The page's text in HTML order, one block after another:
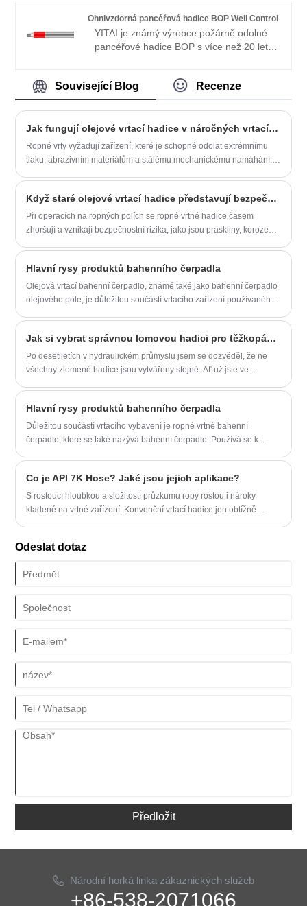
výhodu a pokrývají většinu evropských a
amerických trhů. Těšíme se, že se
staneme vaším dlouhodobým partnerem v
Číně.
Ohnivzdorná pancéřová hadice BOP Well Control
YITAI je známý výrobce požárně odolné
pancéřové hadice BOP s více než 20 lety
Související Blog Recenze
Jak fungují olejové vrtací hadice v náročných vrtacích prostředích
Ropné vrty vyžadují zařízení, které je schopné odolat extrémnímu
tlaku, abrazivním materiálům a stálému mechanickému namáhání.
systémech. Tento článek vysvětluje, jak hadice pro ropné vrty
fungují, jejich konstrukční návrh, běžné aplikace a jak vybrat
správnou hadici pro projekty na ropných polích. Pochopení těchto
Když staré olejové vrtací hadice představují bezpečnostní rizika, je nákladově efektivnější je vyměnit za nové nebo je renovovat?
Při operacích na ropných polích se ropné vrtné hadice časem
zhoršují a vznikají bezpečnostní rizika, jako jsou praskliny, koroze
potenciálně způsobit bezpečnostní nehody. Je tedy cenově
výhodnější tyto staré hadice vyměnit za nové nebo je zrenovovat a
dále používat?
Hlavní rysy produktů bahenního čerpadla
Olejová vrtací bahenní čerpadlo, známé také jako bahenní čerpadlo
olejového pole, je důležitou součástí vrtacího zařízení používaného
vrtáním bahenního čerpadla jsou rozděleny do následujících bodů:
Jak si vybrat správnou lomovou hadici pro těžkopádné operace?
Po desetiletích v hydraulickém průmyslu jsem se dozvěděl, že ne
všechny zlomené hadice jsou vytvářeny stejné. Ať už jste ve
operacemi a nákladnými prostojemi.
Hlavní rysy produktů bahenního čerpadla
Důležitou součástí vrtacího vybavení je ropné vrtné bahenní
čerpadlo, které se také nazývá bahenní čerpadlo. Používá se k
bahenního čerpadla jsou rozděleny do následujících bodů:
Co je API 7K Hose? Jaké jsou jejich aplikace?
S rostoucí hloubkou a složitostí průzkumu ropy rostou i nároky
kladené na vrtné zařízení. Konvenční vrtací hadice jen obtížně
cementové hadice.
Odeslat dotaz
Předložit
Národní horká linka zákaznických služeb
+86-538-2071066